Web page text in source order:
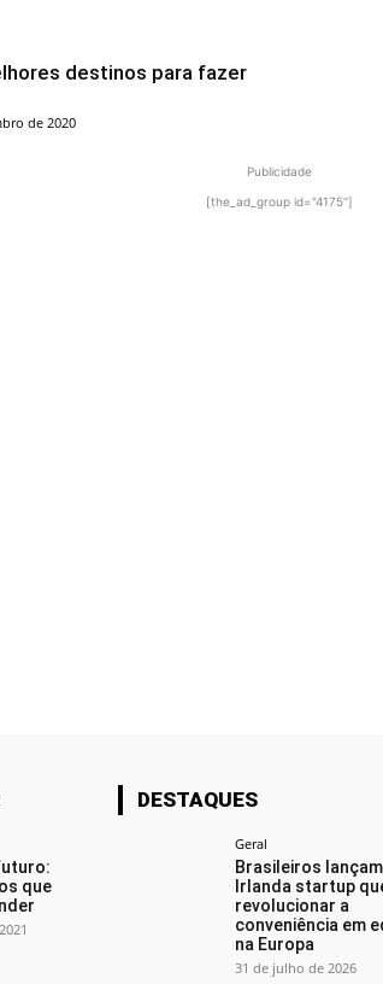
destinos para fazer
de 2020
Publicidade
[the_ad_group id="4175"]
que
DESTAQUES
Geral
Brasileiros
Irlanda startup
revolucionar a
conveniência em
na Europa
31 de julho de 2026